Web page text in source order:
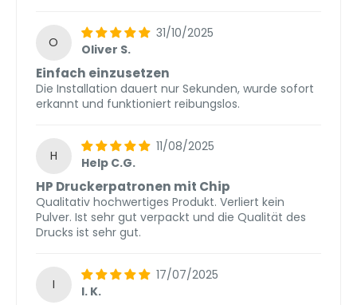
O
31/10/2025
Oliver S.
Einfach einzusetzen
Die Installation dauert nur Sekunden, wurde sofort
erkannt und funktioniert reibungslos.
H
11/08/2025
Help C.G.
HP Druckerpatronen mit Chip
Qualitativ hochwertiges Produkt. Verliert kein
Pulver. Ist sehr gut verpackt und die Qualität des
Drucks ist sehr gut.
I
17/07/2025
I. K.